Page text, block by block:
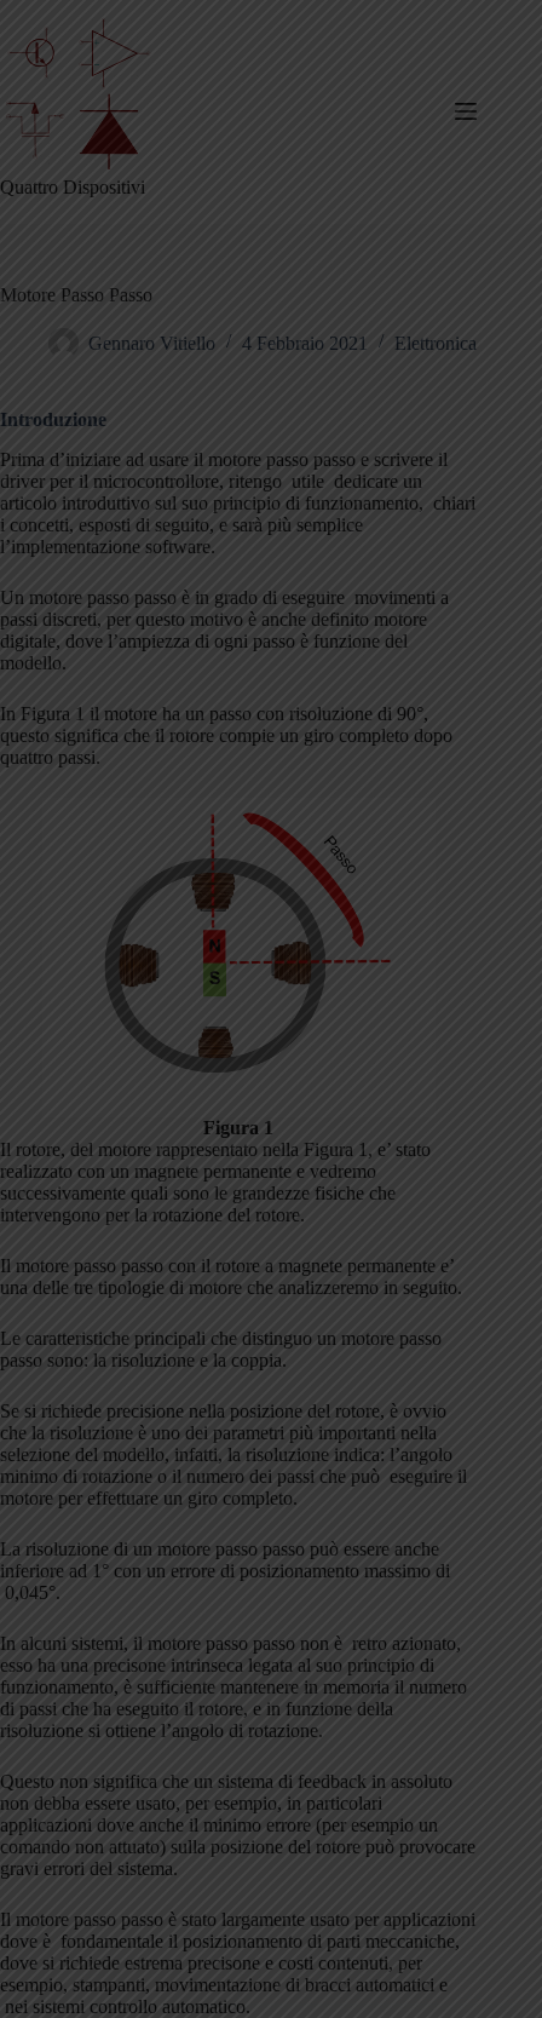
contenuto
Quattro Dispositivi
Motore Passo Passo
Gennaro Vitiello 4 Febbraio 2021 Elettronica
Introduzione
Prima d’iniziare ad usare il motore passo passo e scrivere il
driver per il microcontrollore, ritengo utile dedicare un
articolo introduttivo sul suo principio di funzionamento, chiari
i concetti, esposti di seguito, e sarà più semplice
l’implementazione software.
Un motore passo passo è in grado di eseguire movimenti a
passi discreti, per questo motivo è anche definito motore
digitale, dove l’ampiezza di ogni passo è funzione del
modello.
In Figura 1 il motore ha un passo con risoluzione di 90°,
questo significa che il rotore compie un giro completo dopo
quattro passi.
Figura 1
Il rotore, del motore rappresentato nella Figura 1, e’ stato
realizzato con un magnete permanente e vedremo
successivamente quali sono le grandezze fisiche che
intervengono per la rotazione del rotore.
Il motore passo passo con il rotore a magnete permanente e’
una delle tre tipologie di motore che analizzeremo in seguito.
Le caratteristiche principali che distinguo un motore passo
passo sono: la risoluzione e la coppia.
Se si richiede precisione nella posizione del rotore, è ovvio
che la risoluzione è uno dei parametri più importanti nella
selezione del modello, infatti, la risoluzione indica: l’angolo
minimo di rotazione o il numero dei passi che può eseguire il
motore per effettuare un giro completo.
La risoluzione di un motore passo passo può essere anche
inferiore ad 1° con un errore di posizionamento massimo di
0,045°.
In alcuni sistemi, il motore passo passo non è retro azionato,
esso ha una precisone intrinseca legata al suo principio di
funzionamento, è sufficiente mantenere in memoria il numero
di passi che ha eseguito il rotore, e in funzione della
risoluzione si ottiene l’angolo di rotazione.
Questo non significa che un sistema di feedback in assoluto
non debba essere usato, per esempio, in particolari
applicazioni dove anche il minimo errore (per esempio un
comando non attuato) sulla posizione del rotore può provocare
gravi errori del sistema.
Il motore passo passo è stato largamente usato per applicazioni
dove è fondamentale il posizionamento di parti meccaniche,
dove si richiede estrema precisone e costi contenuti, per
esempio, stampanti, movimentazione di bracci automatici e
nei sistemi controllo automatico.